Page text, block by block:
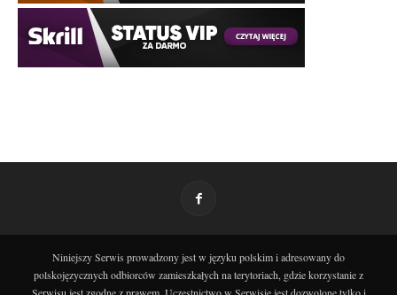
Niniejszy Serwis prowadzony jest w języku polskim i adresowany do
polskojęzycznych odbiorców zamieszkałych na terytoriach, gdzie korzystanie z